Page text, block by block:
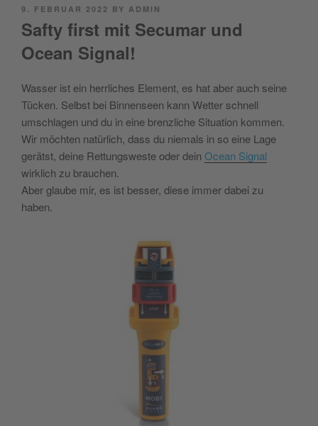
POSTED
ON
9. FEBRUAR 2022 BY ADMIN
Safty first mit Secumar und
Ocean Signal!
Wasser ist ein herrliches Element, es hat aber auch seine
Tücken. Selbst bei Binnenseen kann Wetter schnell
umschlagen und du in eine brenzliche Situation kommen.
Wir möchten natürlich, dass du niemals in so eine Lage
gerätst, deine Rettungsweste oder dein Ocean Signal
wirklich zu brauchen.
Aber glaube mir, es ist besser, diese immer dabei zu
haben.